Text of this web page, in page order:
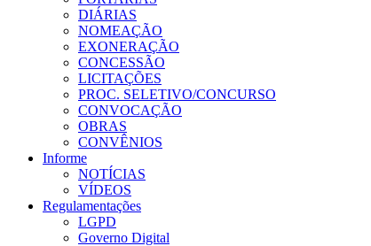
DIÁRIAS
NOMEAÇÃO
EXONERAÇÃO
CONCESSÃO
LICITAÇÕES
PROC. SELETIVO/CONCURSO
CONVOCAÇÃO
OBRAS
CONVÊNIOS
Informe
NOTÍCIAS
VÍDEOS
Regulamentações
LGPD
Governo Digital